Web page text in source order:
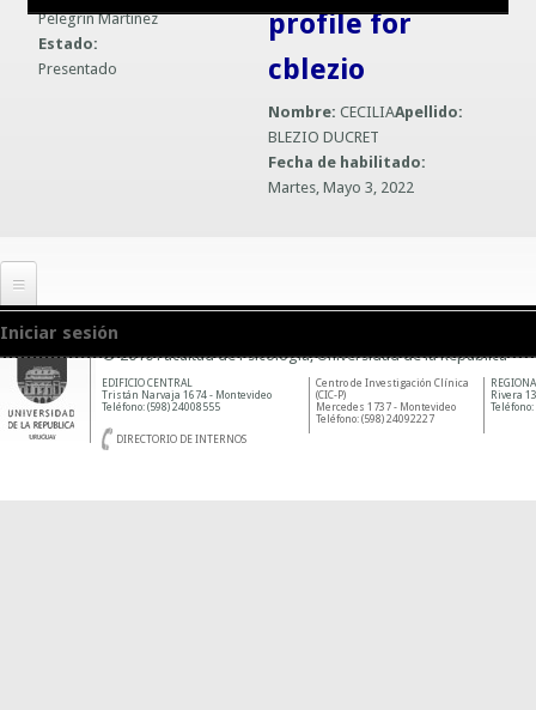
Guías prácticas o proyectos
Guías UCO
Información sobre SPAM y Phising
Pelegrin Martinez
Estado:
Presentado
profile for
cblezio
Nombre: CECILIAApellido:
BLEZIO DUCRET
Fecha de habilitado:
Martes, Mayo 3, 2022
Iniciar sesión
© 2010 Facultad de Psicología, Universidad de la República
Rivera
Teléfono:
Centro de Investigación Clínica
(CIC-P)
Mercedes 1737 - Montevideo
Teléfono: (598) 24092227
EDIFICIO CENTRAL
Tristán Narvaja 1674 - Montevideo
Teléfono: (598) 24008555
DIRECTORIO DE INTERNOS